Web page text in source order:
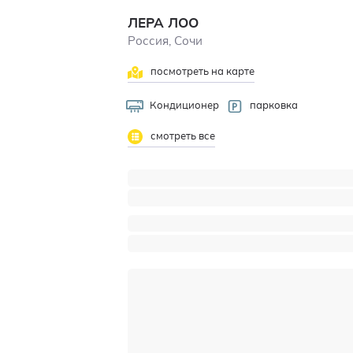
ЛЕРА ЛОО
Россия, Сочи
посмотреть на карте
Кондиционер парковка
смотреть все